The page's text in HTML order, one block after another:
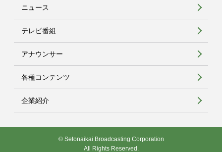
ニュース
テレビ番組
アナウンサー
各種コンテンツ
企業紹介
© Setonaikai Broadcasting Corporation
All Rights Reserved.